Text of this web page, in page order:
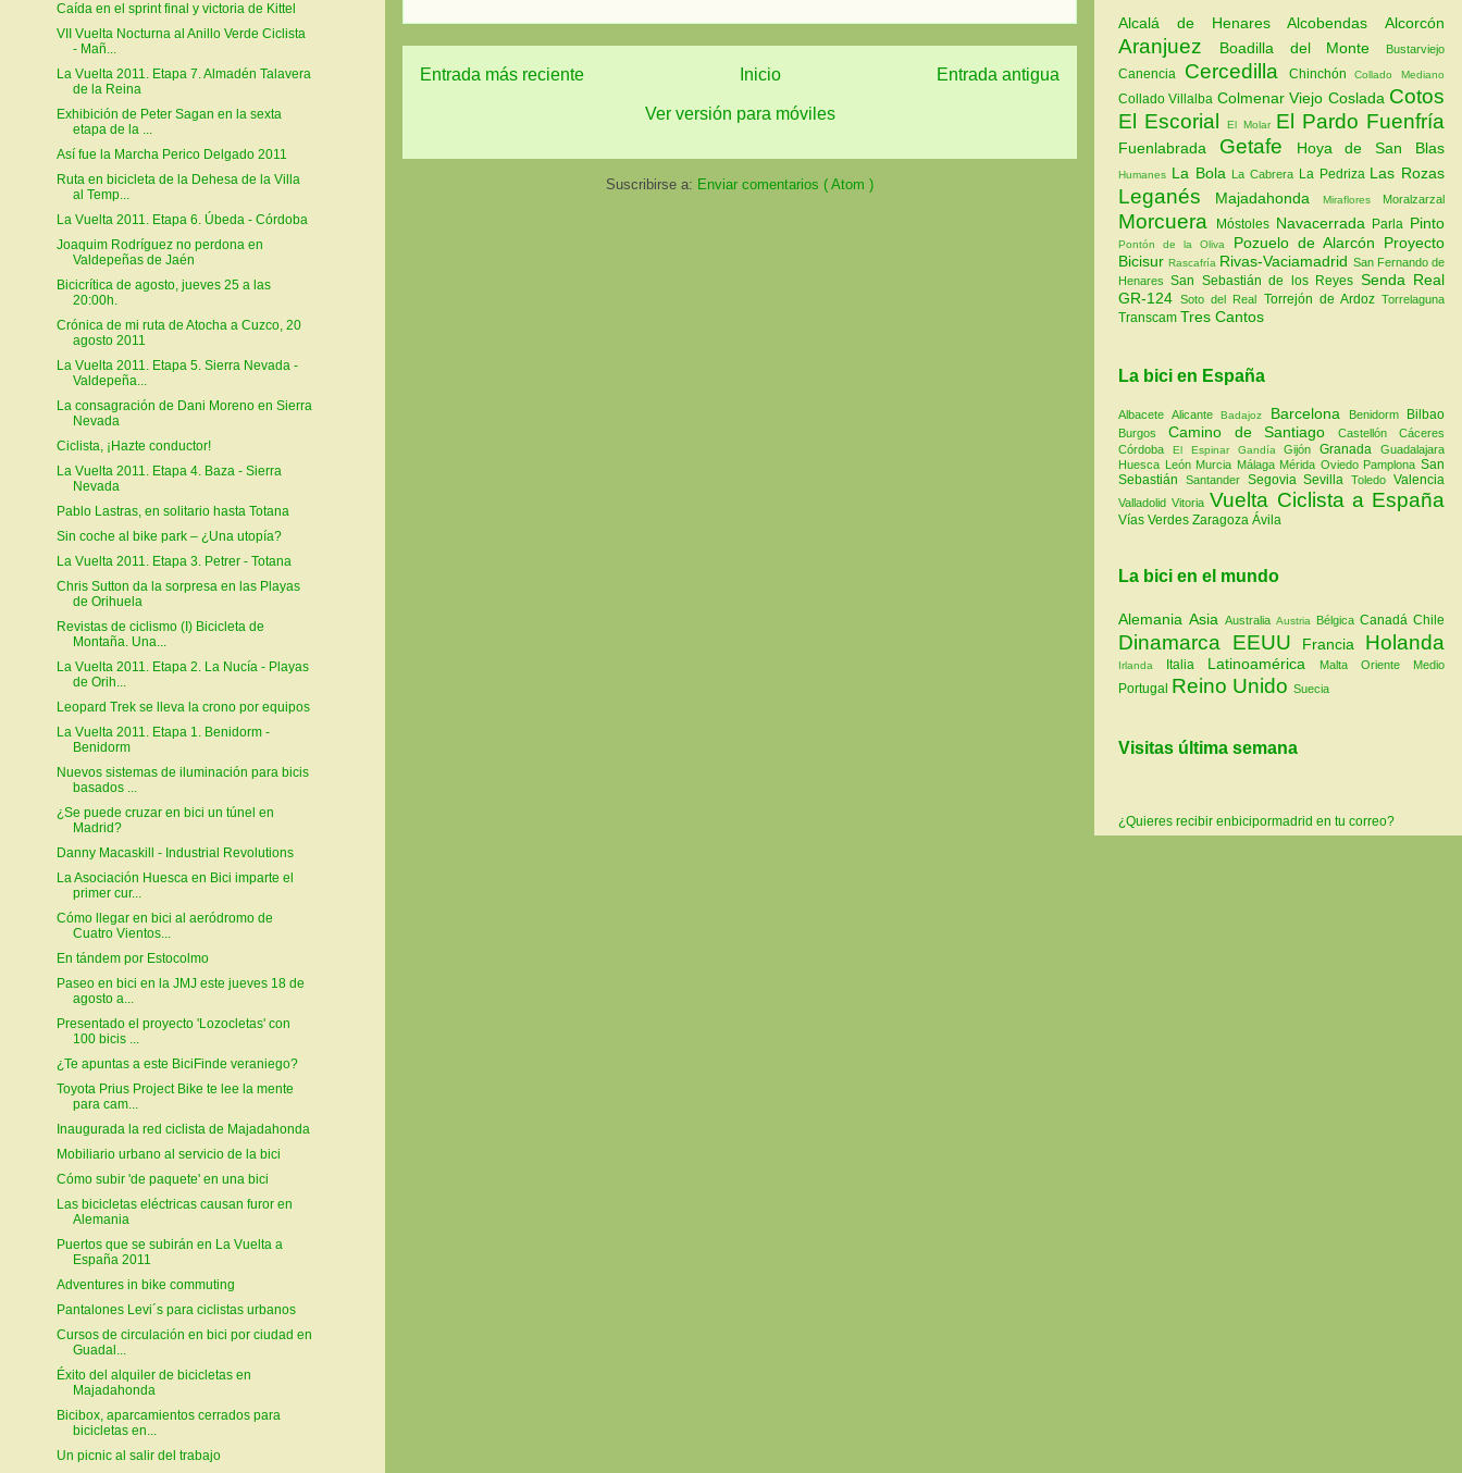
Entrada más reciente Entrada antigua
Inicio
Ver versión para móviles
Suscribirse a: Enviar comentarios ( Atom )
Caída en el sprint final y victoria de Kittel
VII Vuelta Nocturna al Anillo Verde Ciclista
- Mañ...
La Vuelta 2011. Etapa 7. Almadén Talavera
de la Reina
Exhibición de Peter Sagan en la sexta
etapa de la ...
Así fue la Marcha Perico Delgado 2011
Ruta en bicicleta de la Dehesa de la Villa
al Temp...
La Vuelta 2011. Etapa 6. Úbeda - Córdoba
Joaquim Rodríguez no perdona en
Valdepeñas de Jaén
Bicicrítica de agosto, jueves 25 a las
20:00h.
Crónica de mi ruta de Atocha a Cuzco, 20
agosto 2011
La Vuelta 2011. Etapa 5. Sierra Nevada -
Valdepeña...
La consagración de Dani Moreno en Sierra
Nevada
Ciclista, ¡Hazte conductor!
La Vuelta 2011. Etapa 4. Baza - Sierra
Nevada
Pablo Lastras, en solitario hasta Totana
Sin coche al bike park – ¿Una utopía?
La Vuelta 2011. Etapa 3. Petrer - Totana
Chris Sutton da la sorpresa en las Playas
de Orihuela
Revistas de ciclismo (I) Bicicleta de
Montaña. Una...
La Vuelta 2011. Etapa 2. La Nucía - Playas
de Orih...
Leopard Trek se lleva la crono por equipos
La Vuelta 2011. Etapa 1. Benidorm -
Benidorm
Nuevos sistemas de iluminación para bicis
basados ...
¿Se puede cruzar en bici un túnel en
Madrid?
Danny Macaskill - Industrial Revolutions
La Asociación Huesca en Bici imparte el
primer cur...
Cómo llegar en bici al aeródromo de
Cuatro Vientos...
En tándem por Estocolmo
Paseo en bici en la JMJ este jueves 18 de
agosto a...
Presentado el proyecto 'Lozocletas' con
100 bicis ...
¿Te apuntas a este BiciFinde veraniego?
Toyota Prius Project Bike te lee la mente
para cam...
Inaugurada la red ciclista de Majadahonda
Mobiliario urbano al servicio de la bici
Cómo subir 'de paquete' en una bici
Las bicicletas eléctricas causan furor en
Alemania
Puertos que se subirán en La Vuelta a
España 2011
Adventures in bike commuting
Pantalones Levi´s para ciclistas urbanos
Cursos de circulación en bici por ciudad en
Guadal...
Éxito del alquiler de bicicletas en
Majadahonda
Bicibox, aparcamientos cerrados para
bicicletas en...
Un picnic al salir del trabajo
Alcalá de HenaresAlcobendas Alcorcón
Aranjuez Boadilla del Monte Bustarviejo
Canencia Cercedilla ChinchónCollado Mediano
Collado Villalba Colmenar Viejo Coslada Cotos
El EscorialEl Molar El Pardo Fuenfría
Fuenlabrada Getafe Hoya de San Blas
Humanes La Bola La Cabrera La Pedriza Las Rozas
Leganés Majadahonda Miraflores Moralzarzal
Morcuera Móstoles Navacerrada Parla Pinto
Pontón de la Oliva Pozuelo de Alarcón Proyecto
BicisurRascafría Rivas-Vaciamadrid San Fernando de
HenaresSan Sebastián de los Reyes Senda Real
GR-124Soto del Real Torrejón de ArdozTorrelaguna
Transcam Tres Cantos
La bici en España
AlbaceteAlicanteBadajoz Barcelona Benidorm Bilbao
Burgos Camino de SantiagoCastellónCáceres
Córdoba El Espinar GandíaGijónGranadaGuadalajara
Huesca León Murcia Málaga Mérida Oviedo PamplonaSan
Sebastián Santander SegoviaSevillaToledoValencia
ValladolidVitoria Vuelta Ciclista a España
Vías Verdes Zaragoza Ávila
La bici en el mundo
Alemania Asia Australia Austria Bélgica Canadá Chile
Dinamarca EEUU Francia Holanda
Irlanda Italia Latinoamérica Malta Oriente Medio
Portugal Reino Unido Suecia
Visitas última semana
¿Quieres recibir enbicipormadrid en tu correo?